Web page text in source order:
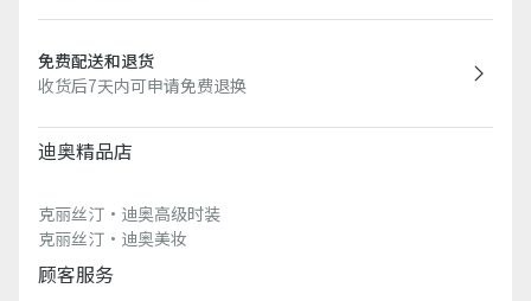
免费配送和退货
收货后7天内可申请免费退换
迪奥精品店
克丽丝汀·迪奥高级时装
克丽丝汀·迪奥美妆
顾客服务